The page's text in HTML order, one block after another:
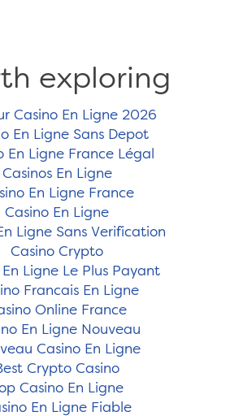
exploring
Casino En Ligne 2026
En Ligne Sans Depot
En Ligne France Légal
Casinos En Ligne
En Ligne France
Casino En Ligne
Ligne Sans Verification
Casino Crypto
Ligne Le Plus Payant
Francais En Ligne
Online France
En Ligne Nouveau
Casino En Ligne
Crypto Casino
Casino En Ligne
En Ligne Fiable